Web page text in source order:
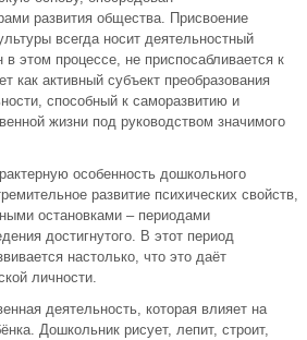
развития общества. Присвоение
всегда носит деятельностный
в этом процессе, не приспосабливается к
как активный субъект преобразования
способный к саморазвитию и
жизни под руководством значимого
особенность дошкольного
развитие психических свойств,
остановками – периодами
достигнутого. В этот период
настолько, что это даёт
личности.
деятельность, которая влияет на
Дошкольник рисует, лепит, строит,